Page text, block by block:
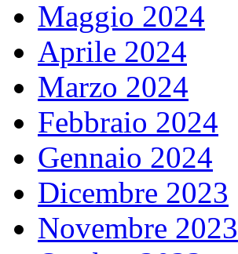
Maggio 2024
Aprile 2024
Marzo 2024
Febbraio 2024
Gennaio 2024
Dicembre 2023
Novembre 2023